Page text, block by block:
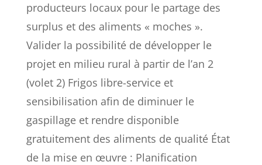
producteurs locaux pour le partage des
surplus et des aliments « moches ».
Valider la possibilité de développer le
projet en milieu rural à partir de l’an 2
(volet 2) Frigos libre-service et
sensibilisation afin de diminuer le
gaspillage et rendre disponible
gratuitement des aliments de qualité État
de la mise en œuvre : Planification